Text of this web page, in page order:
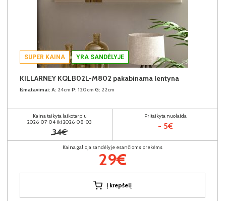
SUPER KAINA YRA SANDĖLYJE
KILLARNEY KQLB02L-M802 pakabinama lentyna
Išmatavimai: A: 24cm P: 120cm G: 22cm
Kaina taikyta laikotarpiu
2026-07-04 iki 2026-08-03
34€
Pritaikyta nuolaida
- 5€
Kaina galioja sandėlyje esančioms prekėms
29€
Į krepšelį